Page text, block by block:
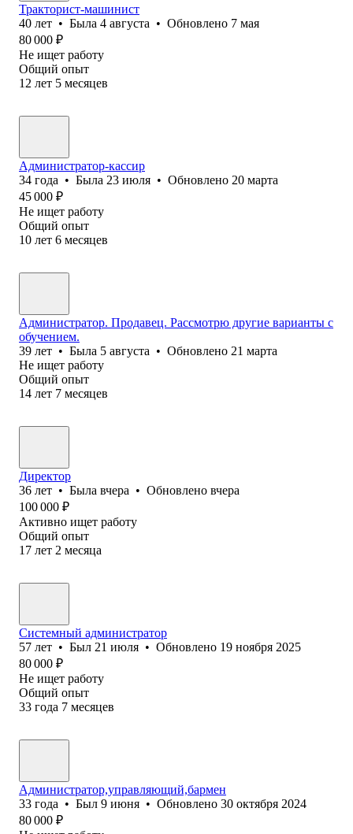
Тракторист-машинист
40 лет • Была 4 августа • Обновлено 7 мая
80 000 ₽
Не ищет работу
Общий опыт
12 лет 5 месяцев
Администратор-кассир
34 года • Была 23 июля • Обновлено 20 марта
45 000 ₽
Не ищет работу
Общий опыт
10 лет 6 месяцев
Администратор. Продавец. Рассмотрю другие варианты с
обучением.
39 лет • Была 5 августа • Обновлено 21 марта
Не ищет работу
Общий опыт
14 лет 7 месяцев
Директор
36 лет • Была вчера • Обновлено вчера
100 000 ₽
Активно ищет работу
Общий опыт
17 лет 2 месяца
Системный администратор
57 лет • Был 21 июля • Обновлено 19 ноября 2025
80 000 ₽
Не ищет работу
Общий опыт
33 года 7 месяцев
Администратор,управляющий,бармен
33 года • Был 9 июня • Обновлено 30 октября 2024
80 000 ₽